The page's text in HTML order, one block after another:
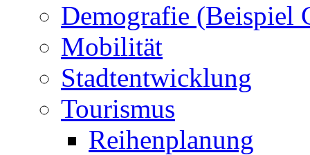
Demografie (Beispiel
Mobilität
Stadtentwicklung
Tourismus
Reihenplanung